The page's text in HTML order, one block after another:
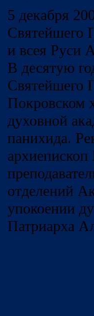
5 декабря
Святейшего
и всея Руси
В десятую
Святейшего
Покровском
духовной
панихида.
отделений
упокоении
Патриарха